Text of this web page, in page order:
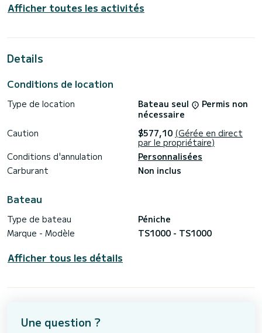
Afficher toutes les activités
Details
Conditions de location
Type de location Bateau seul
Permis non
nécessaire
Caution
$577,10 (Gérée en direct
par le propriétaire)
Conditions d'annulation
Personnalisées
Carburant
Non inclus
Bateau
Type de bateau
Péniche
Marque - Modèle
TS1000 - TS1000
Afficher tous les détails
Une question ?